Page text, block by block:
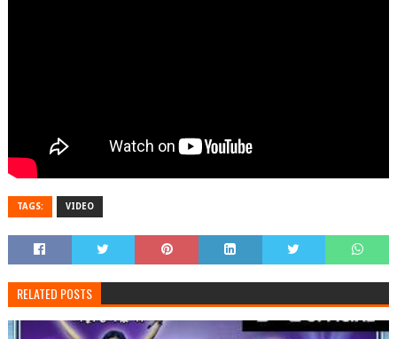
TAGS: VIDEO
RELATED POSTS